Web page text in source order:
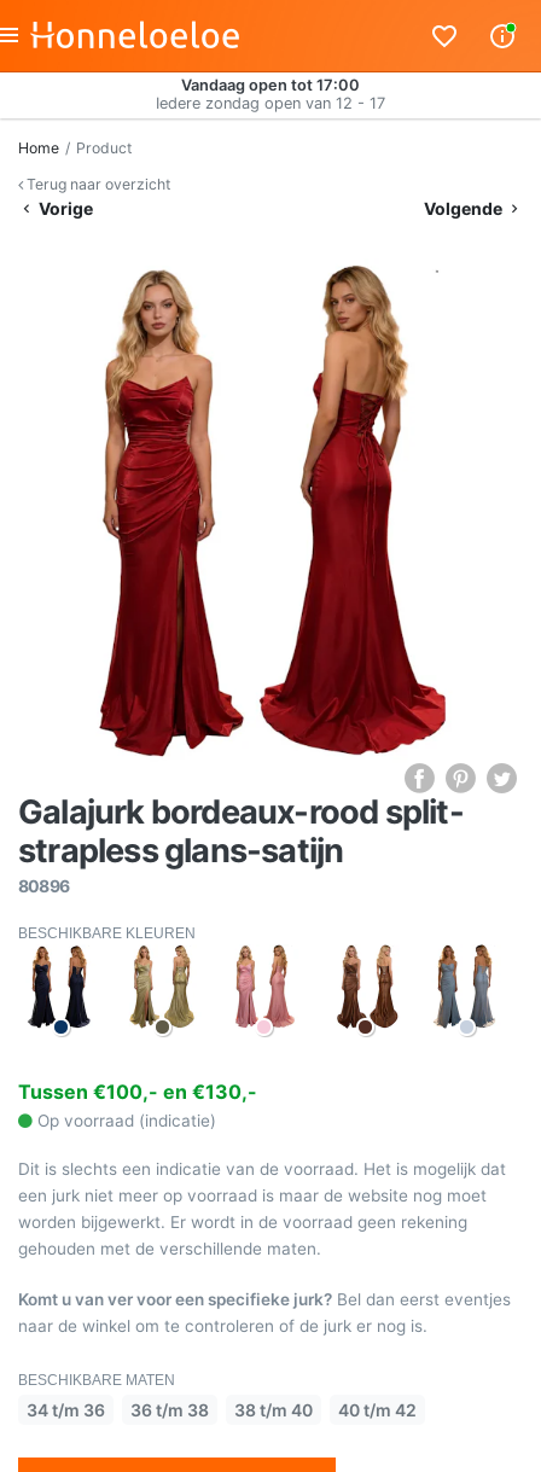
Vandaag open tot 17:00
Iedere zondag open van 12 - 17
Home
Product
Terug naar overzicht
Vorige Volgende
Galajurk bordeaux-rood split-
strapless glans-satijn
80896
BESCHIKBARE KLEUREN
Tussen €100,- en €130,-
Op voorraad (indicatie)
Dit is slechts een indicatie van de voorraad. Het is mogelijk dat
een jurk niet meer op voorraad is maar de website nog moet
worden bijgewerkt. Er wordt in de voorraad geen rekening
gehouden met de verschillende maten.
Komt u van ver voor een specifieke jurk? Bel dan eerst eventjes
naar de winkel om te controleren of de jurk er nog is.
BESCHIKBARE MATEN
34 t/m 36 36 t/m 38 38 t/m 40 40 t/m 42